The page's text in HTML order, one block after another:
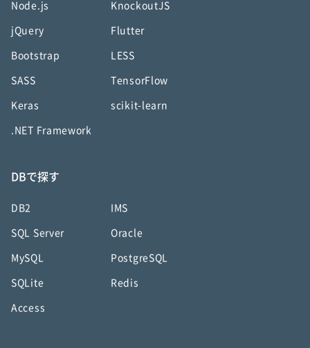
Node.js KnockoutJS
jQuery Flutter
Bootstrap LESS
SASS TensorFlow
Keras scikit-learn
.NET Framework
DBで探す
DB2 IMS
SQL Server Oracle
MySQL PostgreSQL
SQLite Redis
Access